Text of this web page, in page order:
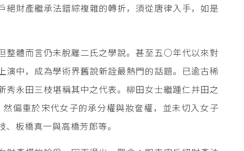
財產繼承法錯綜複雜的轉折，須從唐律入手，如是
整體而言仍未脫離二氏之學說。甚至五○年代以來對
中，成為學術界舊說新詮最熱門的話題。已逾古稀
永田三枝堪稱其中之代表。柳田女士繼踵仁井田之
偏重於宋代女子的承分權與妝奩權，並未切入女子
板橋真一與高橋芳郎等。